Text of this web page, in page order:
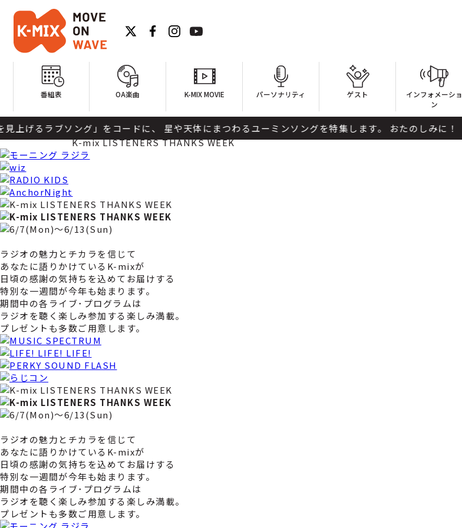
番組表 OA楽曲 K-MIX MOVIE パーソナリティ ゲスト
インフォメーショ
ン
ング」をコードに、 星や天体にまつわるユーミンソングを特集します。 おたのしみに！
ホーム
K-mix LISTENERS THANKS WEEK
ラジオの魅力とチカラを信じて
あなたに語りかけているK-mixが
日頃の感謝の気持ちを込めてお届けする
特別な一週間が今年も始まります。
期間中の各ライブ･プログラムは
ラジオを聴く楽しみ参加する楽しみ満載。
プレゼントも多数ご用意します。
ラジオの魅力とチカラを信じて
あなたに語りかけているK-mixが
日頃の感謝の気持ちを込めてお届けする
特別な一週間が今年も始まります。
期間中の各ライブ･プログラムは
ラジオを聴く楽しみ参加する楽しみ満載。
プレゼントも多数ご用意します。